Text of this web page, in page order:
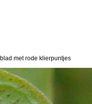
blad met rode klierpuntjes